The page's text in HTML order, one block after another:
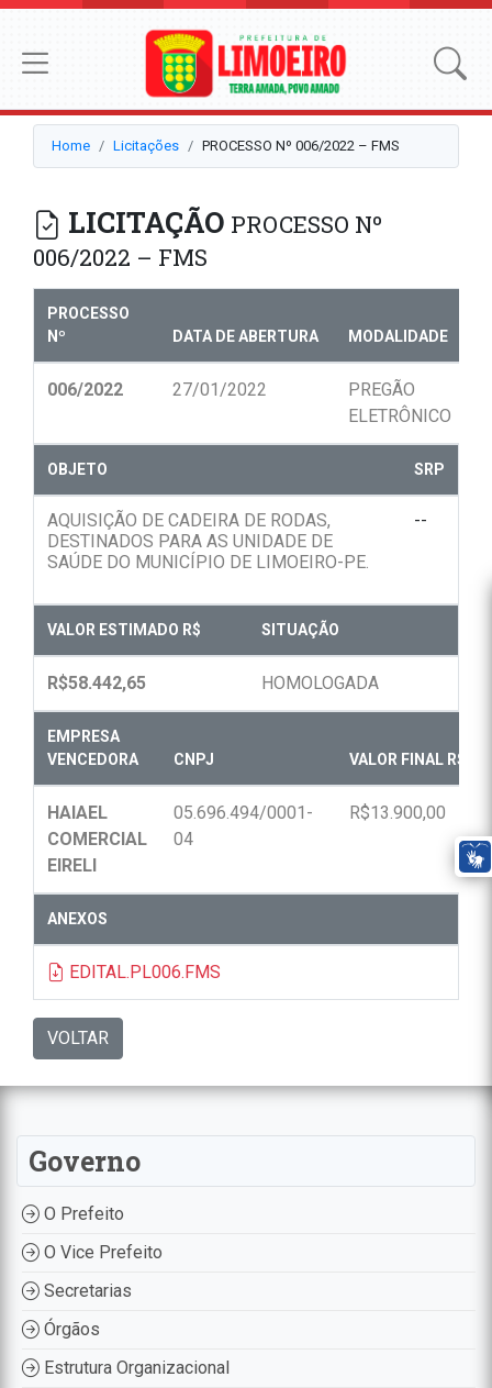
Home Licitações PROCESSO Nº 006/2022 – FMS
LICITAÇÃO PROCESSO Nº
006/2022 – FMS
PROCESSO
Nº
DATA DE ABERTURA MODALIDADE
006/2022 27/01/2022
PREGÃO
ELETRÔNICO
OBJETO SRP
AQUISIÇÃO DE CADEIRA DE RODAS,
DESTINADOS PARA AS UNIDADE DE
SAÚDE DO MUNICÍPIO DE LIMOEIRO-PE.
--
VALOR ESTIMADO R$ SITUAÇÃO
R$58.442,65 HOMOLOGADA
EMPRESA
VENCEDORA
CNPJ VALOR FINAL R$
HAIAEL
COMERCIAL
EIRELI
05.696.494/0001-
04
R$13.900,00
ANEXOS
EDITAL.PL006.FMS
VOLTAR
Governo
O Prefeito
O Vice Prefeito
Secretarias
Órgãos
Estrutura Organizacional